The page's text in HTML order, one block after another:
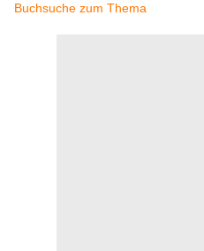
Buchsuche zum Thema